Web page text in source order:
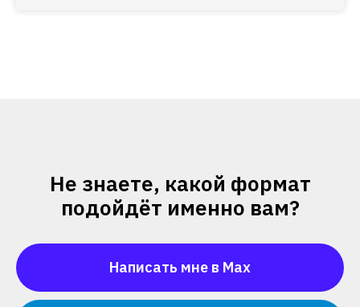
Не знаете, какой формат
подойдёт именно вам?
Написать мне в Max